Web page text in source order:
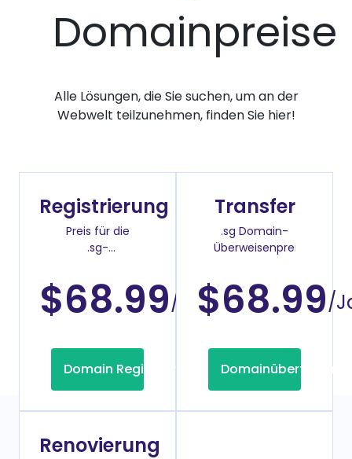
Domainpreise
Alle Lösungen, die Sie suchen, um an der
Webwelt teilzunehmen, finden Sie hier!
Registrierung
Preis für die
.sg-
$68.99/Jahr
Domain Registrierung
Transfer
.sg Domain-
Überweisenpreis
$68.99/
Domainübertragung
Renovierung